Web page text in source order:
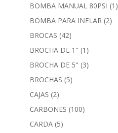
BOMBA MANUAL 80PSI (1)
BOMBA PARA INFLAR (2)
BROCAS (42)
BROCHA DE 1" (1)
BROCHA DE 5" (3)
BROCHAS (5)
CAJAS (2)
CARBONES (100)
CARDA (5)